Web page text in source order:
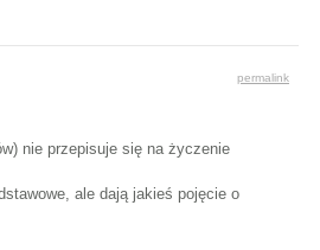
permalink
nie przepisuje się na życzenie
ale dają jakieś pojęcie o